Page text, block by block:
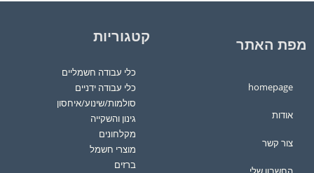
מפת האתר
homepage
אודות
צור קשר
קטגוריות
כלי עבודה חשמליים
כלי עבודה ידניים
סולמות/שינוע/איחסון
גינון והשקייה
מקלחונים
מוצרי חשמל
ברזים